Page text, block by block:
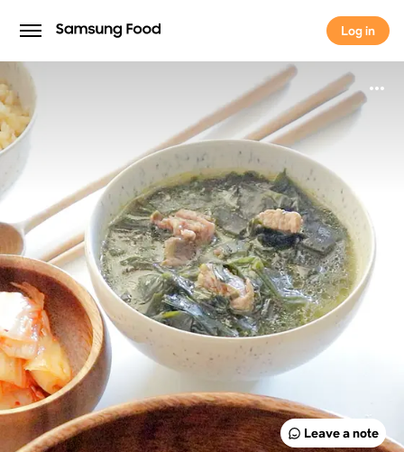
Log in
Log in
Leave a note